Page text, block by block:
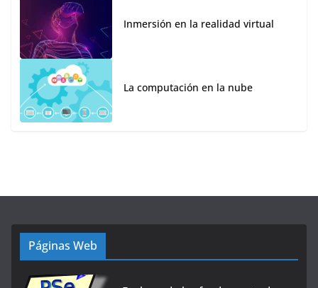
Inmersión en la realidad virtual
La computación en la nube
Páginas Web